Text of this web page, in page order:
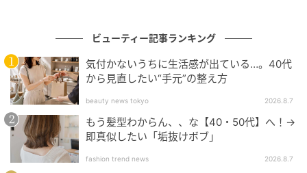
す。髪の表面を少しだけゆるく巻いて動きをプラスす
るだけで、新鮮な表情に。いつものボブを少しだけア
レンジしたいときにもオススメです。
首元が映える外ハネボブ
ビューティー記事ランキング
気付かないうちに生活感が出ている…。40代
から見直したい“手元”の整え方
beauty news tokyo 2026.8.7
もう髪型わからん、、な【40・50代】へ！→
即真似したい「垢抜けボブ」
fashion trend news 2026.8.7